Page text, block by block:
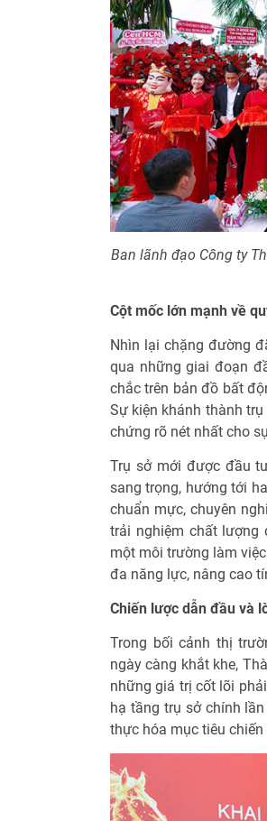
Ban lãnh đạo Công ty
Cột mốc lớn mạnh về
Nhìn lại chặng đường
qua những giai đoạn
chắc trên bản đồ bất
Sự kiện khánh thành
chứng rõ nét nhất cho
Trụ sở mới được đầu
sang trọng, hướng tới
chuẩn mực, chuyên
trải nghiệm chất lượng
một môi trường làm
đa năng lực, nâng cao
Chiến lược dẫn đầu và
Trong bối cảnh thị
ngày càng khắt khe,
những giá trị cốt lõi
hạ tầng trụ sở chính
thực hóa mục tiêu